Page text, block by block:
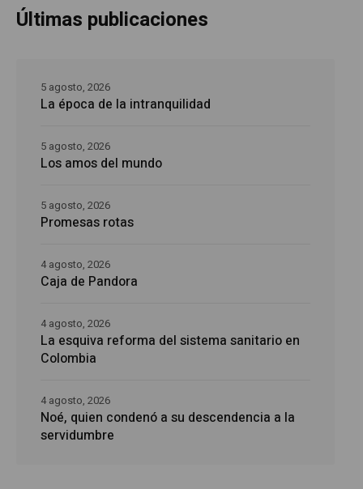
Últimas publicaciones
La época de la intranquilidad
5 agosto, 2026
Los amos del mundo
5 agosto, 2026
Promesas rotas
5 agosto, 2026
Caja de Pandora
4 agosto, 2026
La esquiva reforma del sistema sanitario en
Colombia
4 agosto, 2026
Noé, quien condenó a su descendencia a la
servidumbre
4 agosto, 2026